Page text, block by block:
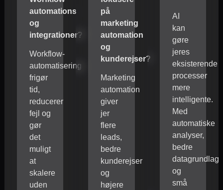
automations
og
integrationer?
Workflow-
automatisering
frigør
tid,
reducerer
fejl og
gør
det
muligt
at
skalere
uden
på
marketing
automation
og
kunderejser?
Marketing
automation
giver
jer
flere
leads,
bedre
kunderejser
og
højere
AI
kan
gøre
jeres
eksisterende
processer
mere
intelligente.
Med
automatiske
analyser,
bedre
datagrundlag
og
små